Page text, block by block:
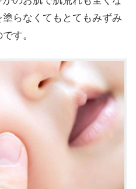
らなくてもとてもみずみ
す。